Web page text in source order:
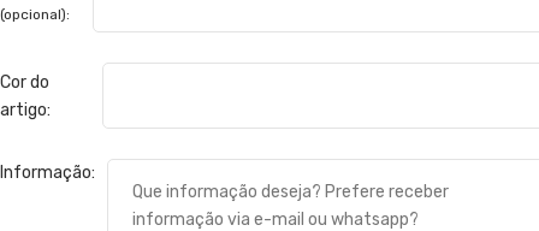
(opcional):
Cor do
artigo:
Informação: